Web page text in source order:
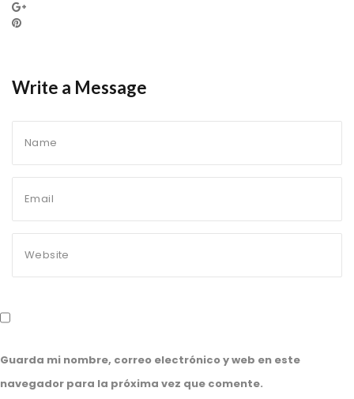
Write a Message
Guarda mi nombre, correo electrónico y web en este
navegador para la próxima vez que comente.